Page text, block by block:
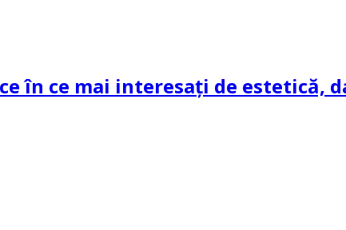
în ce mai interesați de estetică,